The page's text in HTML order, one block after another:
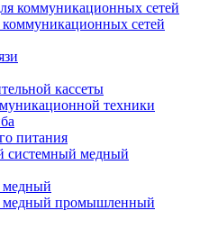
сетей
кассеты
техники
питания
системный медный
медный
медный промышленный